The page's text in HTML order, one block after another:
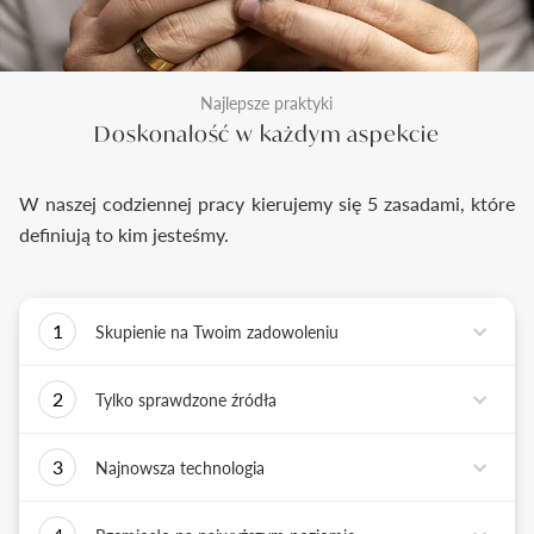
Najlepsze praktyki
Doskonałość w każdym aspekcie
W naszej codziennej pracy kierujemy się 5 zasadami, które
definiują to kim jesteśmy.
1
Skupienie na Twoim zadowoleniu
zadanie - dostarczyć Ci biżuterię i doświadczenie,
2
Tylko sprawdzone źródła
sprawdzonych źródłach pochodzenia i
3
Najnowsza technologia